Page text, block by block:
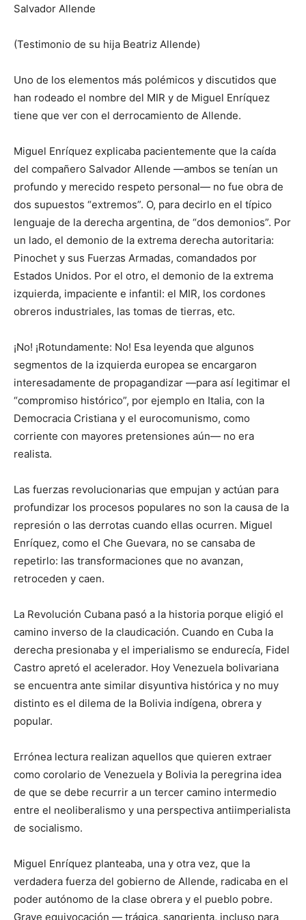
Salvador Allende
(Testimonio de su hija Beatriz Allende)
Uno de los elementos más polémicos y discutidos que
han rodeado el nombre del MIR y de Miguel Enríquez
tiene que ver con el derrocamiento de Allende.
Miguel Enríquez explicaba pacientemente que la caída
del compañero Salvador Allende —ambos se tenían un
profundo y merecido respeto personal— no fue obra de
dos supuestos “extremos”. O, para decirlo en el típico
lenguaje de la derecha argentina, de “dos demonios”. Por
un lado, el demonio de la extrema derecha autoritaria:
Pinochet y sus Fuerzas Armadas, comandados por
Estados Unidos. Por el otro, el demonio de la extrema
izquierda, impaciente e infantil: el MIR, los cordones
obreros industriales, las tomas de tierras, etc.
¡No! ¡Rotundamente: No! Esa leyenda que algunos
segmentos de la izquierda europea se encargaron
interesadamente de propagandizar —para así legitimar el
“compromiso histórico”, por ejemplo en Italia, con la
Democracia Cristiana y el eurocomunismo, como
corriente con mayores pretensiones aún— no era
realista.
Las fuerzas revolucionarias que empujan y actúan para
profundizar los procesos populares no son la causa de la
represión o las derrotas cuando ellas ocurren. Miguel
Enríquez, como el Che Guevara, no se cansaba de
repetirlo: las transformaciones que no avanzan,
retroceden y caen.
La Revolución Cubana pasó a la historia porque eligió el
camino inverso de la claudicación. Cuando en Cuba la
derecha presionaba y el imperialismo se endurecía, Fidel
Castro apretó el acelerador. Hoy Venezuela bolivariana
se encuentra ante similar disyuntiva histórica y no muy
distinto es el dilema de la Bolivia indígena, obrera y
popular.
Errónea lectura realizan aquellos que quieren extraer
como corolario de Venezuela y Bolivia la peregrina idea
de que se debe recurrir a un tercer camino intermedio
entre el neoliberalismo y una perspectiva antiimperialista
de socialismo.
Miguel Enríquez planteaba, una y otra vez, que la
verdadera fuerza del gobierno de Allende, radicaba en el
poder autónomo de la clase obrera y el pueblo pobre.
Grave equivocación — trágica, sangrienta, incluso para